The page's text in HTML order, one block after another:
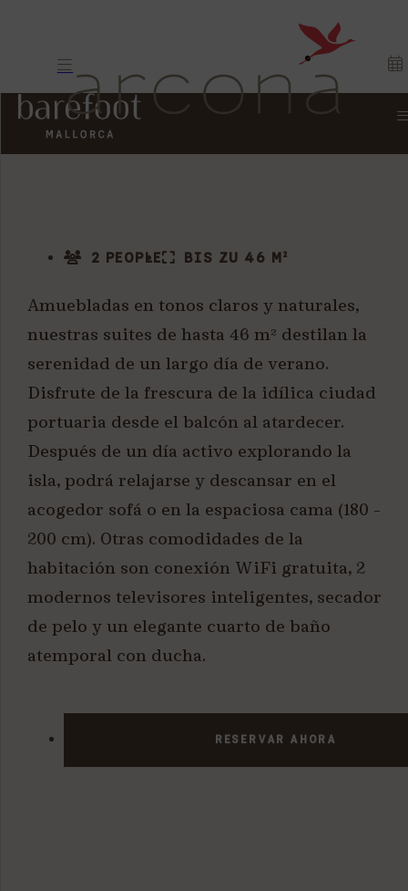
2 PEOPLE BIS ZU 46 M²
Amuebladas en tonos claros y naturales,
nuestras suites de hasta 46 m² destilan la
serenidad de un largo día de verano.
Disfrute de la frescura de la idílica ciudad
portuaria desde el balcón al atardecer.
Después de un día activo explorando la
isla, podrá relajarse y descansar en el
acogedor sofá o en la espaciosa cama (180 -
200 cm). Otras comodidades de la
habitación son conexión WiFi gratuita, 2
modernos televisores inteligentes, secador
de pelo y un elegante cuarto de baño
atemporal con ducha.
RESERVAR AHORA